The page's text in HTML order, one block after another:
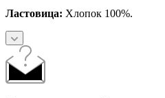
Ластовица: Хлопок 100%.